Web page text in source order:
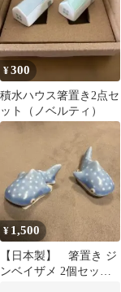
¥300
積水ハウス箸置き2点セ
ット（ノベルティ）
¥ 1,500
【日本製】 箸置き ジ
ンベイザメ 2個セット